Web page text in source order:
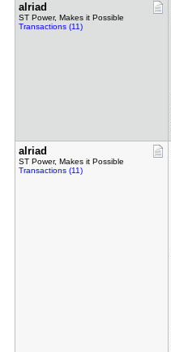
alriad
ST Power, Makes it Possible
Transactions (11)
alriad
ST Power, Makes it Possible
Transactions (11)